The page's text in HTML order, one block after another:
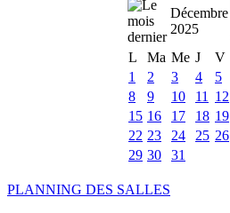
Décembre
2025
L
Ma Me J V
1
2 3 4 5
8
9 10 11 12
15 16 17 18 19
22 23 24 25 26
29 30 31
PLANNING DES SALLES